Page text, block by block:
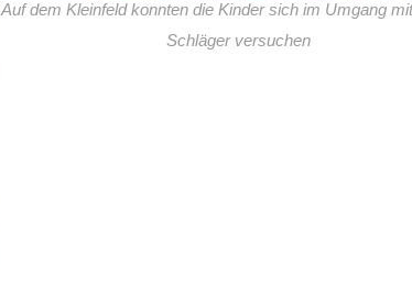
Auf dem Kleinfeld konnten die Kinder sich im Umgang
Schläger versuchen